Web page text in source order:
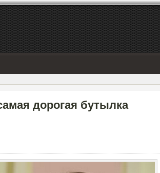
дорогая бутылка